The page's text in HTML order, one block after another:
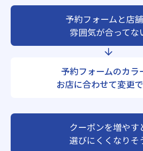
予約フォームと店
雰囲気が合ってな
予約フォームのカラ
お店に合わせて変更
クーポンを増やす
選びにくくなりそ